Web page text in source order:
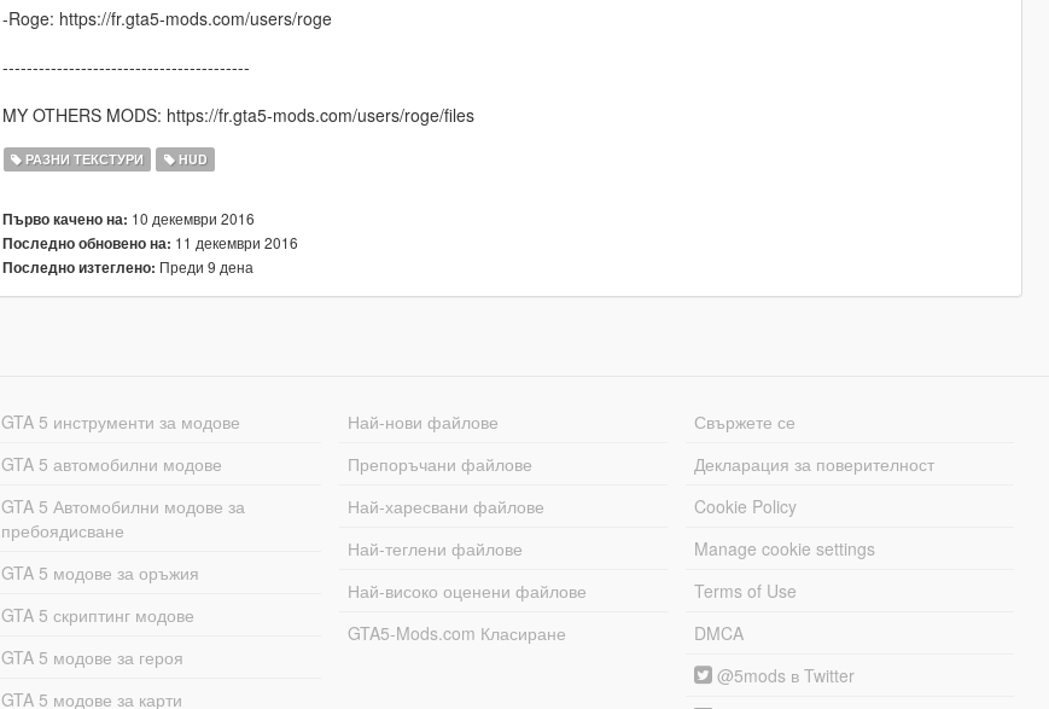
-Roge: https://fr.gta5-mods.com/users/roge
-----------------------------------------
MY OTHERS MODS: https://fr.gta5-mods.com/users/roge/files
РАЗНИ ТЕКСТУРИ HUD
Първо качено на: 10 декември 2016
Последно обновено на: 11 декември 2016
Последно изтеглено: Преди 9 дена
GTA 5 инструменти за модове
GTA 5 автомобилни модове
GTA 5 Автомобилни модове за
пребоядисване
GTA 5 модове за оръжия
GTA 5 скриптинг модове
GTA 5 модове за героя
GTA 5 модове за карти
Най-нови файлове
Препоръчани файлове
Най-харесвани файлове
Най-теглени файлове
Най-високо оценени файлове
GTA5-Mods.com Класиране
Свържете се
Декларация за поверителност
Cookie Policy
Manage cookie settings
Terms of Use
DMCA
@5mods в Twitter